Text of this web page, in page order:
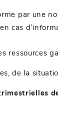
par une
cas
ressources
de la